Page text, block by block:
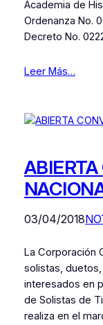
Academia de
Ordenanza No.
Decreto No.
Leer Más…
03/04/2018
La Corporación
solistas,
interesados en
de Solistas de
realiza en el